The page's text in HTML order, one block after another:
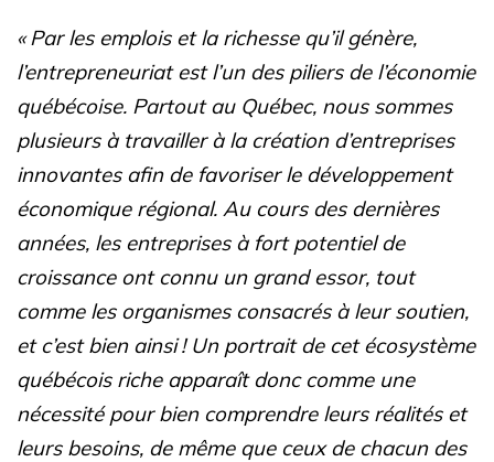
« Par les emplois et la richesse qu’il génère,
l’entrepreneuriat est l’un des piliers de l’économie
québécoise. Partout au Québec, nous sommes
plusieurs à travailler à la création d’entreprises
innovantes afin de favoriser le développement
économique régional. Au cours des dernières
années, les entreprises à fort potentiel de
croissance ont connu un grand essor, tout
comme les organismes consacrés à leur soutien,
et c’est bien ainsi ! Un portrait de cet écosystème
québécois riche apparaît donc comme une
nécessité pour bien comprendre leurs réalités et
leurs besoins, de même que ceux de chacun des